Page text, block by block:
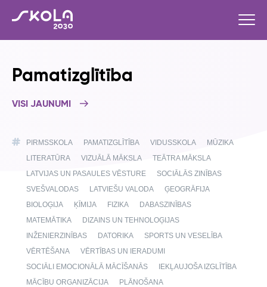
Pamatizglītība
VISI JAUNUMI
PIRMSSKOLA PAMATIZGLĪTĪBA VIDUSSKOLA
MŪZIKA
LITERATŪRA
VIZUĀLĀ MĀKSLA
TEĀTRA MĀKSLA
LATVIJAS UN PASAULES VĒSTURE
SOCIĀLĀS ZINĪBAS
SVEŠVALODAS
LATVIEŠU VALODA
ĢEOGRĀFIJA
BIOLOĢIJA
ĶĪMIJA FIZIKA
DABASZINĪBAS
MATEMĀTIKA
DIZAINS UN TEHNOLOĢIJAS
INŽENIERZINĪBAS
DATORIKA
SPORTS UN VESELĪBA
VĒRTĒŠANA
VĒRTĪBAS UN IERADUMI
SOCIĀLI EMOCIONĀLĀ MĀCĪŠANĀS
IEKĻAUJOŠA IZGLĪTĪBA
MĀCĪBU ORGANIZĀCIJA
PLĀNOŠANA